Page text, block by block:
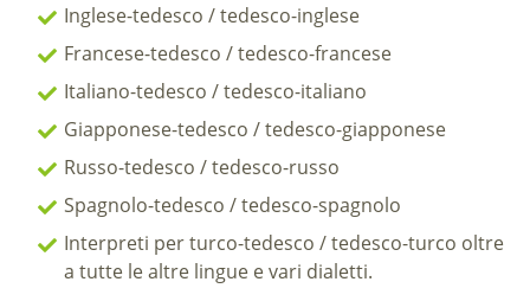
Inglese-tedesco / tedesco-inglese
Francese-tedesco / tedesco-francese
Italiano-tedesco / tedesco-italiano
Giapponese-tedesco / tedesco-giapponese
Russo-tedesco / tedesco-russo
Spagnolo-tedesco / tedesco-spagnolo
Interpreti per turco-tedesco / tedesco-turco oltre
a tutte le altre lingue e vari dialetti.